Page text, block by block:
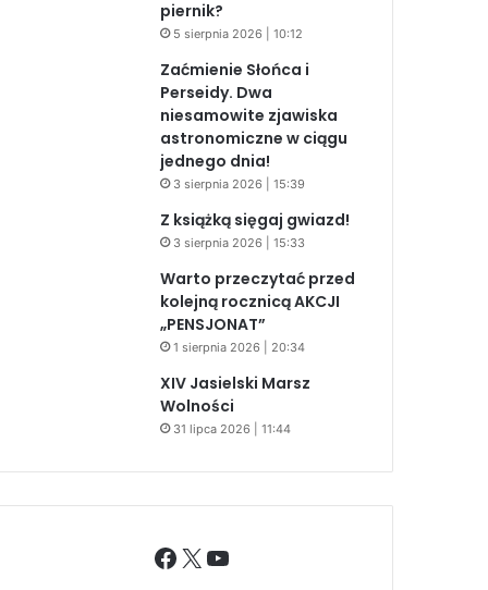
piernik?
5 sierpnia 2026 | 10:12
Zaćmienie Słońca i
Perseidy. Dwa
niesamowite zjawiska
astronomiczne w ciągu
jednego dnia!
3 sierpnia 2026 | 15:39
Z książką sięgaj gwiazd!
3 sierpnia 2026 | 15:33
Warto przeczytać przed
kolejną rocznicą AKCJI
„PENSJONAT”
1 sierpnia 2026 | 20:34
XIV Jasielski Marsz
Wolności
31 lipca 2026 | 11:44
Facebook
X YouTube